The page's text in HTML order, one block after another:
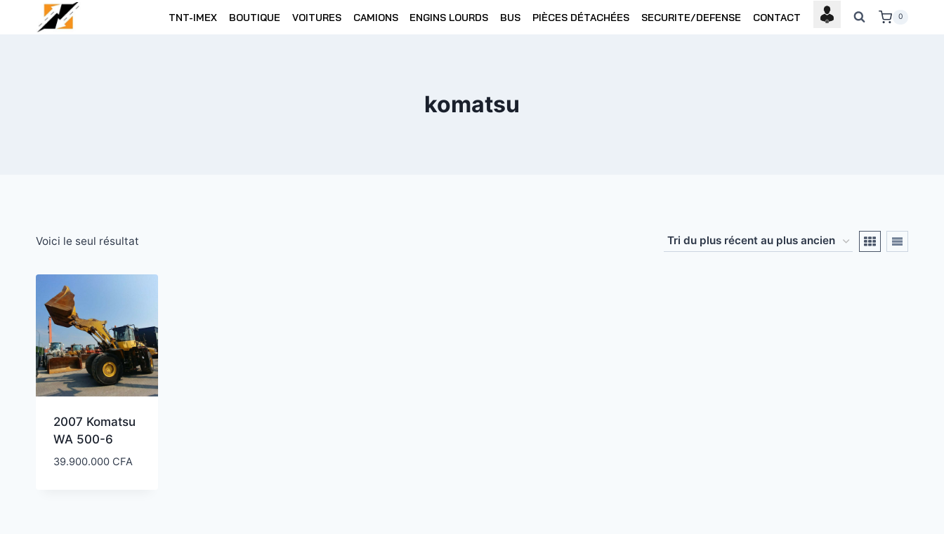
TNT-IMEX BOUTIQUE VOITURES CAMIONS ENGINS LOURDS BUS PIÈCES DÉTACHÉES SECURITE/DEFENSE CONTACT 0
komatsu
Voici le seul résultat
2007 Komatsu
WA 500-6
39.900.000 CFA